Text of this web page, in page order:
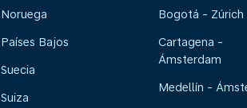
Noruega
Países Bajos
Suecia
Suiza
Bogotá - Zúrich
Cartagena -
Ámsterdam
Medellín -